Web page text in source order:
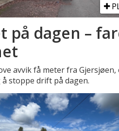
på dagen –
avvik få meter fra Gjersjøen,
stoppe drift på dagen.